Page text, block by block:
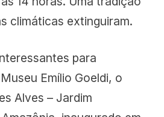
climáticas extinguiram.
para
Emílio Goeldi, o
Alves – Jardim